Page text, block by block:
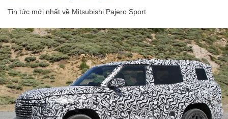
Tin tức mới nhất về Mitsubishi Pajero Sport